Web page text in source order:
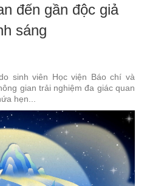
đến gần độc giả
sáng
sinh viên Học viện Báo chí và
gian trải nghiệm đa giác quan
hẹn...